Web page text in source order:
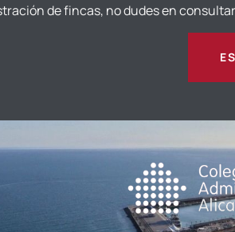
de fincas, no dudes en